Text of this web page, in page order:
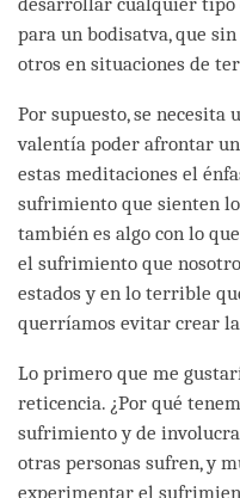
para un bodisatva, que
otros en situaciones de
Por supuesto, se necesita
valentía poder afrontar
estas meditaciones el
sufrimiento que sienten
también es algo con lo
el sufrimiento que
estados y en lo terrible
querríamos evitar crear
Lo primero que me
reticencia. ¿Por qué
sufrimiento y de
otras personas sufren, y
experimentar el